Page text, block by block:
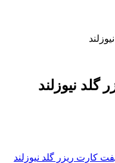
کارت ریزر گلد نیوزلند